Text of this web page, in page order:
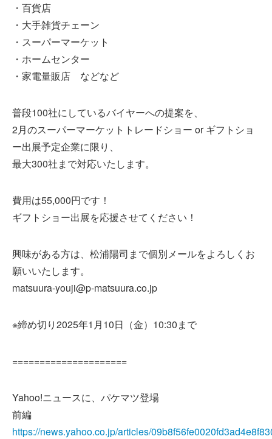
・百貨店
・大手雑貨チェーン
・スーパーマーケット
・ホームセンター
・家電量販店 などなど
普段100社にしているバイヤーへの提案を、
2月のスーパーマーケットトレードショー or ギフトショ
ー出展予定企業に限り、
最大300社まで対応いたします。
費用は55,000円です！
ギフトショー出展を応援させてください！
興味がある方は、松浦陽司まで個別メールをよろしくお
願いいたします。
matsuura-youji@p-matsuura.co.jp
※締め切り2025年1月10日（金）10:30まで
=====================
Yahoo!ニュースに、パケマツ登場
前編
https://news.yahoo.co.jp/articles/